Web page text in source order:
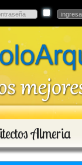
Almeria